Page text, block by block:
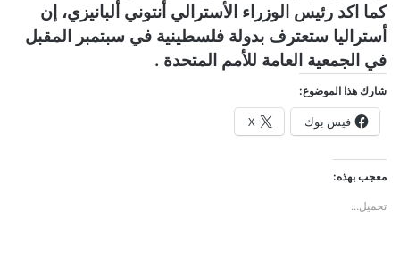
كما اكد رئيس الوزراء الأسترالي أنتوني ألبانيزي، إن
أستراليا ستعترف بدولة فلسطينية في سبتمبر المقبل
في الجمعية العامة للأمم المتحدة .
شارك هذا الموضوع:
فيس بوك X
معجب بهذه:
تحميل...